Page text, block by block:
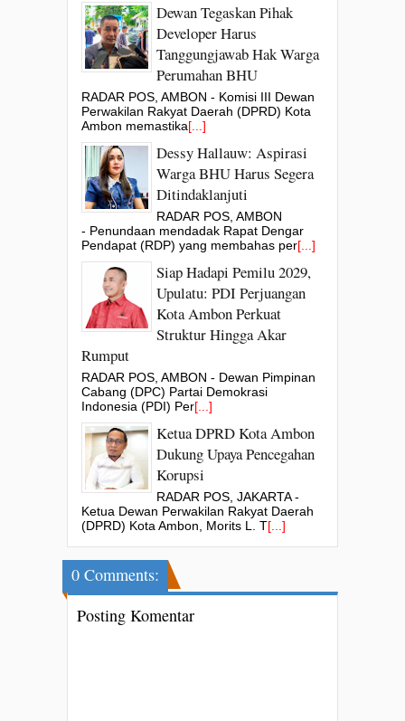
Dewan Tegaskan Pihak
Developer Harus
Tanggungjawab Hak Warga
Perumahan BHU
RADAR POS, AMBON - Komisi III Dewan
Perwakilan Rakyat Daerah (DPRD) Kota
Ambon memastika[...]
Dessy Hallauw: Aspirasi
Warga BHU Harus Segera
Ditindaklanjuti
RADAR POS, AMBON
- Penundaan mendadak Rapat Dengar
Pendapat (RDP) yang membahas per[...]
Siap Hadapi Pemilu 2029,
Upulatu: PDI Perjuangan
Kota Ambon Perkuat
Struktur Hingga Akar
Rumput
RADAR POS, AMBON - Dewan Pimpinan
Cabang (DPC) Partai Demokrasi
Indonesia (PDI) Per[...]
Ketua DPRD Kota Ambon
Dukung Upaya Pencegahan
Korupsi
RADAR POS, JAKARTA -
Ketua Dewan Perwakilan Rakyat Daerah
(DPRD) Kota Ambon, Morits L. T[...]
0 Comments:
Posting Komentar